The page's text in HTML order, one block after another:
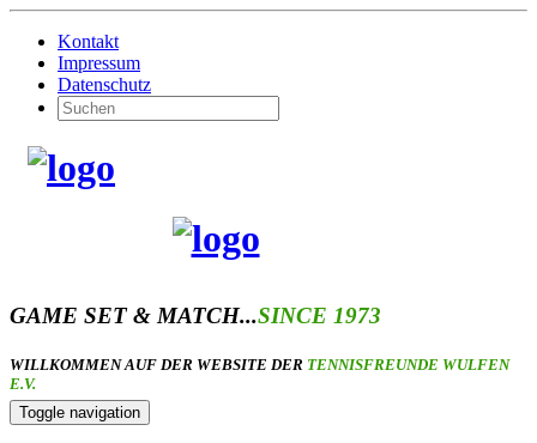
Kontakt
Impressum
Datenschutz
GAME SET & MATCH...SINCE 1973
WILLKOMMEN AUF DER WEBSITE DER TENNISFREUNDE WULFEN
E.V.
Toggle navigation